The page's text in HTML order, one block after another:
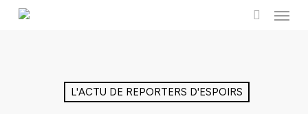
Menu
L'ACTU DE REPORTERS D'ESPOIRS